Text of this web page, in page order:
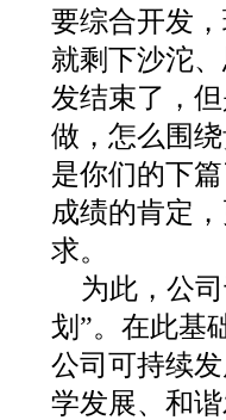
要综合开发
就剩下沙沱
发结束了，
做，怎么围
是你们的下
成绩的肯定
求。
为此，公
划”。在此基
公司可持续
学发展、和